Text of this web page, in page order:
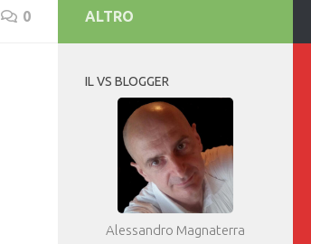
0 ALTRO
IL VS BLOGGER
Alessandro Magnaterra